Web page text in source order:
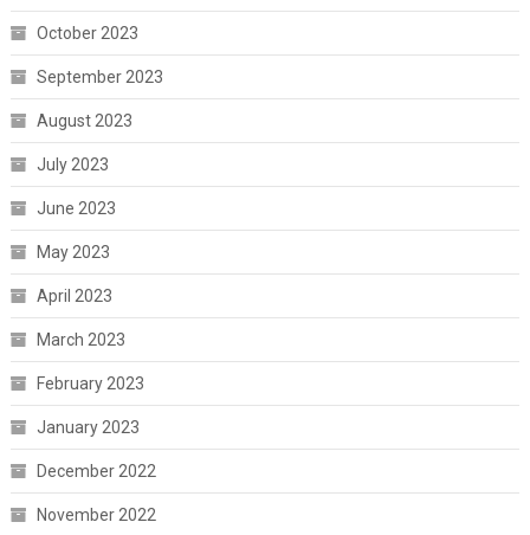
October 2023
September 2023
August 2023
July 2023
June 2023
May 2023
April 2023
March 2023
February 2023
January 2023
December 2022
November 2022